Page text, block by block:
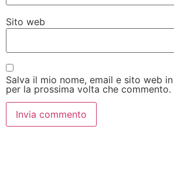
Sito web
Salva il mio nome, email e sito web
per la prossima volta che commento.